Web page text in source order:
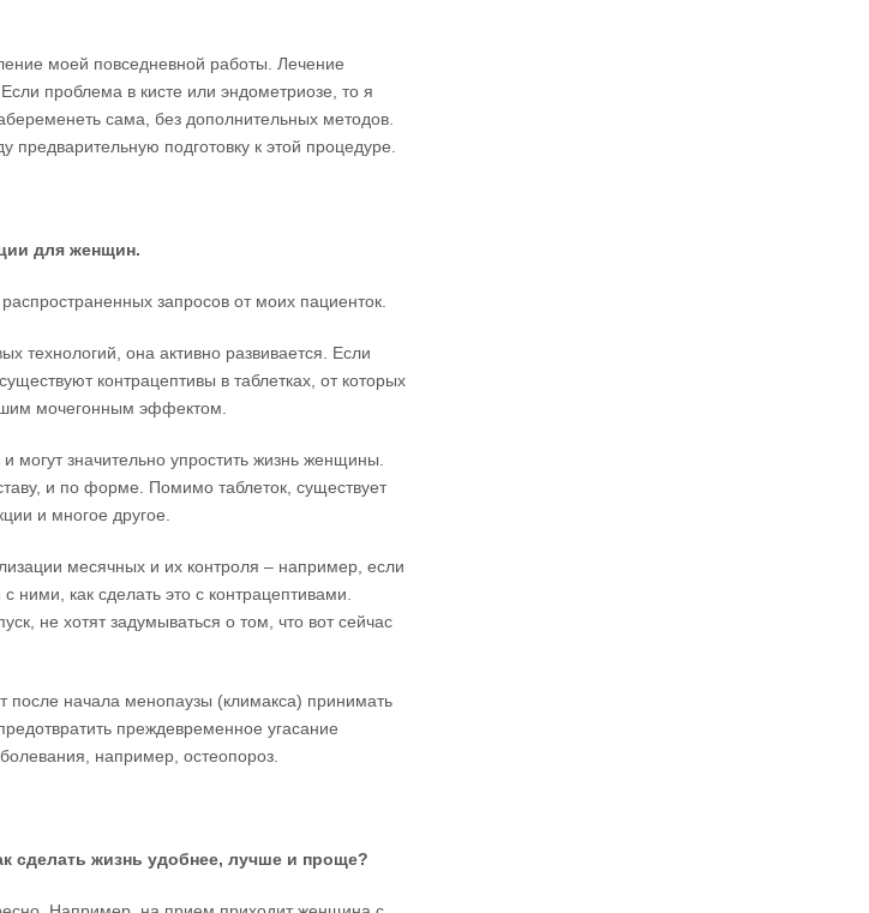
моей повседневной работы. Лечение
проблема в кисте или эндометриозе, то я
сама, без дополнительных методов.
подготовку к этой процедуре.
для женщин.
запросов от моих пациенток.
технологий, она активно развивается. Если
контрацептивы в таблетках, от которых
мочегонным эффектом.
значительно упростить жизнь женщины.
и по форме. Помимо таблеток, существует
и многое другое.
месячных и их контроля – например, если
как сделать это с контрацептивами.
не хотят задумываться о том, что вот сейчас
после начала менопаузы (климакса) принимать
преждевременное угасание
например, остеопороз.
сделать жизнь удобнее, лучше и проще?